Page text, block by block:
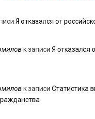
Я отказался от
к записи Я отказался
к записи Статистика